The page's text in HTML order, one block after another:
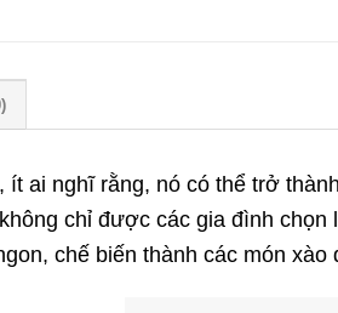
, ít ai nghĩ rằng, nó có thể trở
chỉ được các gia đình
chế biến thành các món xào